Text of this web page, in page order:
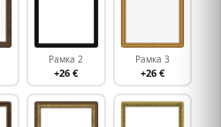
Рамка 2
+26 €
Рамка 3
+26 €